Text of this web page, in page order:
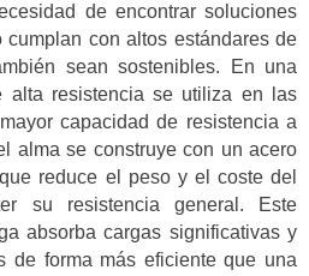
de encontrar soluciones
con altos estándares de
sean sostenibles. En una
alta resistencia se utiliza en las
capacidad de resistencia a
alma se construye con un acero
reduce el peso y el coste del
su resistencia general. Este
absorba cargas significativas y
de forma más eficiente que una